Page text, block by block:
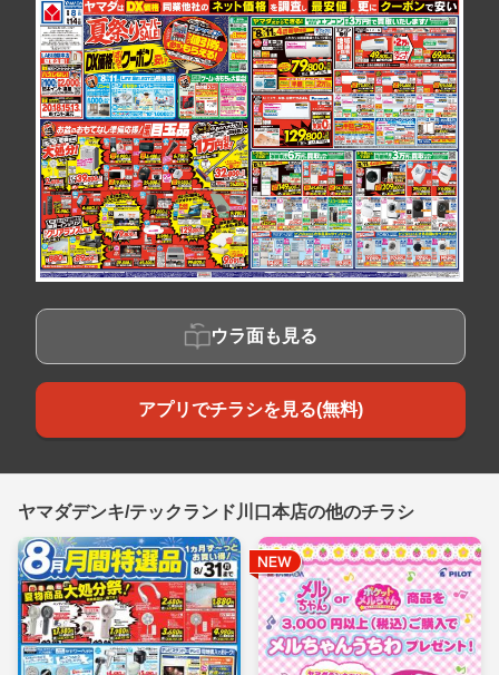
ウラ面も見る
アプリでチラシを見る(無料)
ヤマダデンキ/テックランド川口本店の他のチラシ